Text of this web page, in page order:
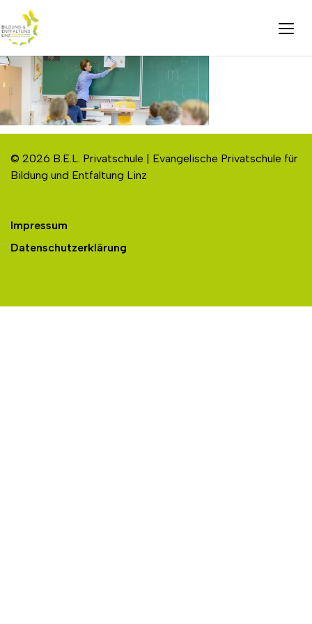
© 2026 B.E.L. Privatschule | Evangelische Privatschule für
Bildung und Entfaltung Linz
Impressum
Datenschutzerklärung